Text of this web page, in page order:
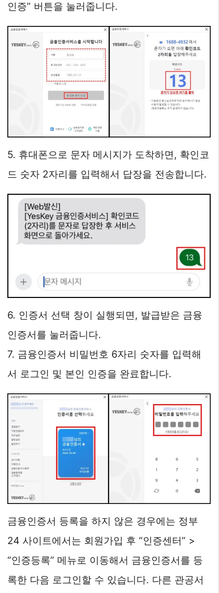
인증” 버튼을 눌러줍니다.
5. 휴대폰으로 문자 메시지가 도착하면, 확인코
드 숫자 2자리를 입력해서 답장을 전송합니다.
6. 인증서 선택 창이 실행되면, 발급받은 금융
인증서를 눌러줍니다.
7. 금융인증서 비밀번호 6자리 숫자를 입력해
서 로그인 및 본인 인증을 완료합니다.
금융인증서 등록을 하지 않은 경우에는 정부
24 사이트에서는 회원가입 후 “인증센터” >
“인증등록” 메뉴로 이동해서 금융인증서를 등
록한 다음 로그인할 수 있습니다. 다른 관공서